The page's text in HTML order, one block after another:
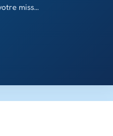
miss…